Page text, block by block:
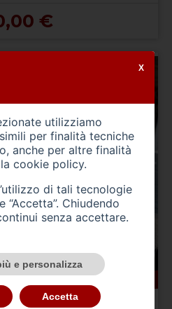
€
utilizziamo
per finalità tecniche
anche per altre finalità
cookie policy.
di tali tecnologie
Chiudendo
senza accettare.
e personalizza
Accetta
X